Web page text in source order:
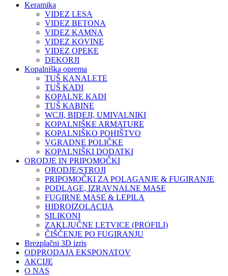
Keramika
VIDEZ LESA
VIDEZ BETONA
VIDEZ KAMNA
VIDEZ KOVINE
VIDEZ OPEKE
DEKORJI
Kopalniška oprema
TUŠ KANALETE
TUŠ KADI
KOPALNE KADI
TUŠ KABINE
WCJI, BIDEJI, UMIVALNIKI
KOPALNIŠKE ARMATURE
KOPALNIŠKO POHIŠTVO
VGRADNE POLIČKE
KOPALNIŠKI DODATKI
ORODJE IN PRIPOMOČKI
ORODJE/STROJI
PRIPOMOČKI ZA POLAGANJE & FUGIRANJE
PODLAGE, IZRAVNALNE MASE
FUGIRNE MASE & LEPILA
HIDROIZOLACIJA
SILIKONI
ZAKLJUČNE LETVICE (PROFILI)
ČIŠČENJE PO FUGIRANJU
Brezplačni 3D izris
ODPRODAJA EKSPONATOV
AKCIJE
O NAS